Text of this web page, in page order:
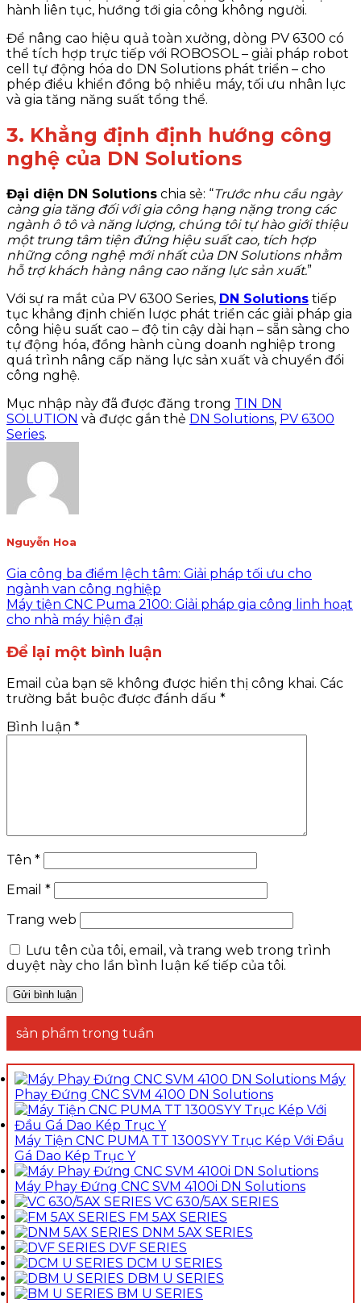
hành liên tục, hướng tới gia công không người.
Để nâng cao hiệu quả toàn xưởng, dòng PV 6300 có
thể tích hợp trực tiếp với ROBOSOL – giải pháp robot
cell tự động hóa do DN Solutions phát triển – cho
phép điều khiển đồng bộ nhiều máy, tối ưu nhân lực
và gia tăng năng suất tổng thể.
3. Khẳng định định hướng công
nghệ của DN Solutions
Đại diện DN Solutions chia sẻ: “Trước nhu cầu ngày
càng gia tăng đối với gia công hạng nặng trong các
ngành ô tô và năng lượng, chúng tôi tự hào giới thiệu
một trung tâm tiện đứng hiệu suất cao, tích hợp
những công nghệ mới nhất của DN Solutions nhằm
hỗ trợ khách hàng nâng cao năng lực sản xuất.”
Với sự ra mắt của PV 6300 Series, DN Solutions tiếp
tục khẳng định chiến lược phát triển các giải pháp gia
công hiệu suất cao – độ tin cậy dài hạn – sẵn sàng cho
tự động hóa, đồng hành cùng doanh nghiệp trong
quá trình nâng cấp năng lực sản xuất và chuyển đổi
công nghệ.
Mục nhập này đã được đăng trong TIN DN
SOLUTION và được gắn thẻ DN Solutions, PV 6300
Series.
Nguyễn Hoa
Gia công ba điểm lệch tâm: Giải pháp tối ưu cho
ngành van công nghiệp
Máy tiện CNC Puma 2100: Giải pháp gia công linh hoạt
cho nhà máy hiện đại
Để lại một bình luận
Email của bạn sẽ không được hiển thị công khai. Các
trường bắt buộc được đánh dấu *
Bình luận *
Tên *
Email *
Trang web
Lưu tên của tôi, email, và trang web trong trình
duyệt này cho lần bình luận kế tiếp của tôi.
sản phẩm trong tuần
Máy
Phay Đứng CNC SVM 4100 DN Solutions
Máy Tiện CNC PUMA TT 1300SYY Trục Kép Với Đầu
Gá Dao Kép Trục Y
Máy Phay Đứng CNC SVM 4100i DN Solutions
VC 630/5AX SERIES
FM 5AX SERIES
DNM 5AX SERIES
DVF SERIES
DCM U SERIES
DBM U SERIES
BM U SERIES